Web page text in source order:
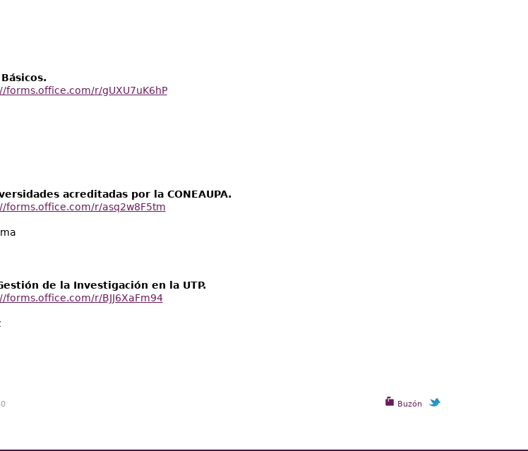
forms.office.com/r/gUXU7uK6hP
acreditadas por la CONEAUPA.
forms.office.com/r/asq2w8F5tm
de la Investigación en la UTP.
forms.office.com/r/BJJ6XaFm94
Buzón